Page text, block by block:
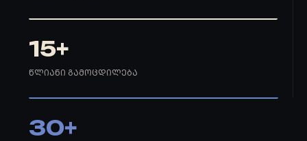
15+
ᲬᲚᲘᲐᲜᲘ ᲒᲐᲛᲝᲪᲓᲘᲚᲔᲑᲐ
30+